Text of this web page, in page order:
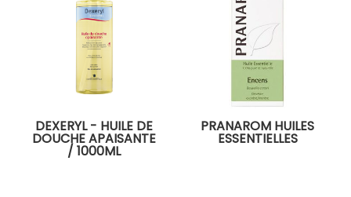
DEXERYL - HUILE DE
DOUCHE APAISANTE
/ 1000ML
PRANAROM HUILES
ESSENTIELLES